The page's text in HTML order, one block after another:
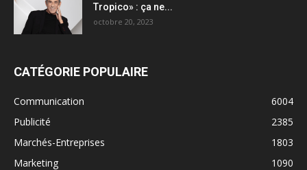
Tropico» : ça ne...
octobre 20, 2023
CATÉGORIE POPULAIRE
Communication
6004
Publicité
2385
Marchés-Entreprises
1803
Marketing
1090